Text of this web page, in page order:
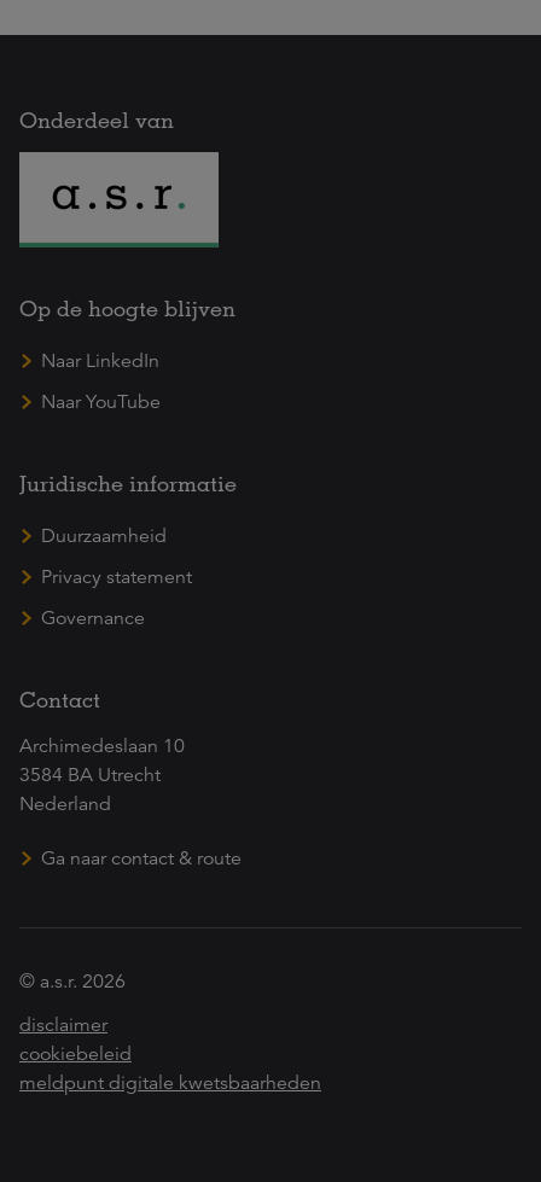
Onderdeel van
Op de hoogte blijven
Naar LinkedIn
Naar YouTube
Juridische informatie
Duurzaamheid
Privacy statement
Governance
Contact
Archimedeslaan 10
3584 BA Utrecht
Nederland
Ga naar contact & route
© a.s.r. 2026
disclaimer
cookiebeleid
meldpunt digitale kwetsbaarheden